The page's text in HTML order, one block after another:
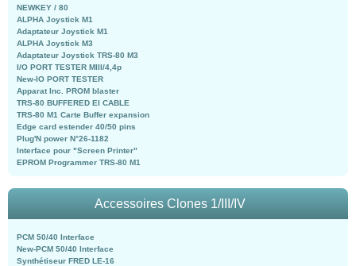
NEWKEY / 80
ALPHA Joystick M1
Adaptateur Joystick M1
ALPHA Joystick M3
Adaptateur Joystick TRS-80 M3
I/O PORT TESTER MIII/4,4p
New-IO PORT TESTER
Apparat Inc. PROM blaster
TRS-80 BUFFERED EI CABLE
TRS-80 M1 Carte Buffer expansion
Edge card estender 40/50 pins
Plug'N power N°26-1182
Interface pour "Screen Printer"
EPROM Programmer TRS-80 M1
Accessoires Clones 1/III/IV
PCM 50/40 Interface
New-PCM 50/40 Interface
Synthétiseur FRED LE-16